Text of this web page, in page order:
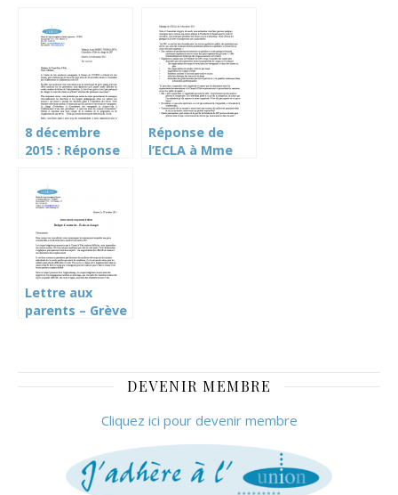
8 décembre
2015 : Réponse
Mme Emery-
Torracinta
concernant la
grève des notes
– cliquez ici
Réponse de
l’ECLA à Mme
Lettre aux
parents – Grève
DEVENIR MEMBRE
Cliquez ici pour devenir membre